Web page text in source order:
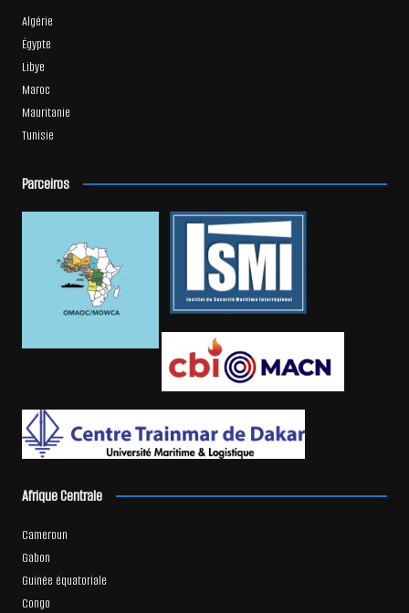
Algérie
Égypte
Libye
Maroc
Mauritanie
Tunisie
Parceiros
Afrique Centrale
Cameroun
Gabon
Guinée équatoriale
Congo